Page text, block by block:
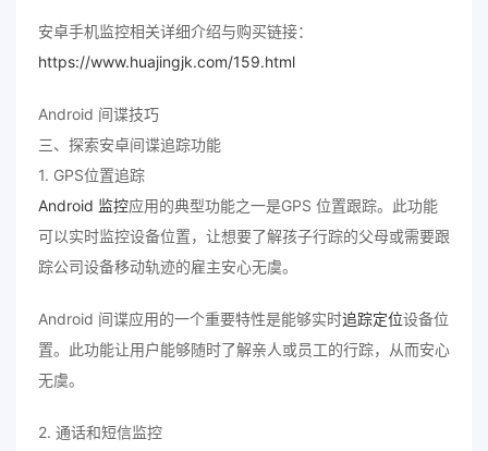
安卓手机监控相关详细介绍与购买链接：
https://www.huajingjk.com/159.html
Android 间谍技巧
三、探索安卓间谍追踪功能
1. GPS位置追踪
Android 监控应用的典型功能之一是GPS 位置跟踪。此功能
可以实时监控设备位置，让想要了解孩子行踪的父母或需要跟
踪公司设备移动轨迹的雇主安心无虞。
Android 间谍应用的一个重要特性是能够实时追踪定位设备位
置。此功能让用户能够随时了解亲人或员工的行踪，从而安心
无虞。
2. 通话和短信监控